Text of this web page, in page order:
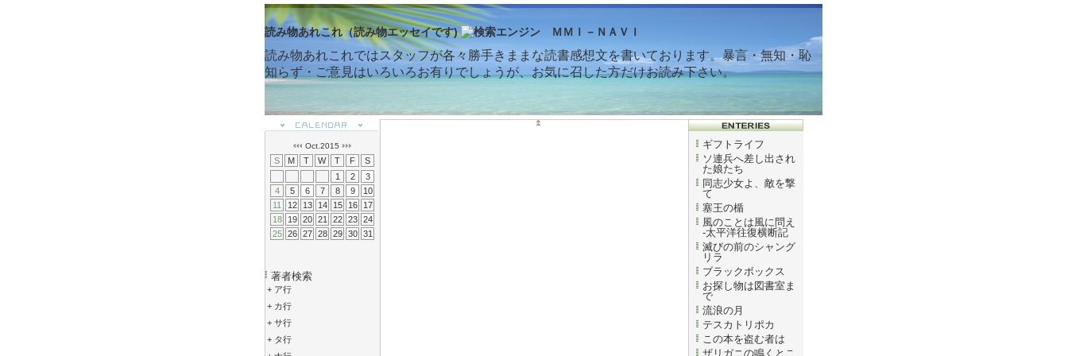
読み物あれこれ（読み物エッセイです)
読み物あれこれではスタッフが各々勝手きままな読書感想文を書いております。暴言・無知・恥
知らず・ご意見はいろいろお有りでしょうが、お気に召した方だけお読み下さい。
Oct.2015
S M T W T F
S
1
2
3
4
5 6 7 8 9
10
11
12 13 14 15 16
17
18
19 20 21 22 23
24
25
26 27 28 29 30 31
著者検索
+ ア行
+ カ行
+ サ行
+ タ行
ギフトライフ
ソ連兵へ差し出され
た娘たち
同志少女よ、敵を撃
て
塞王の楯
風のことは風に問え
-太平洋往復横断記
滅びの前のシャング
リラ
ブラックボックス
お探し物は図書室ま
で
流浪の月
テスカトリポカ
この本を盗む者は
ザリガニの鳴くとこ